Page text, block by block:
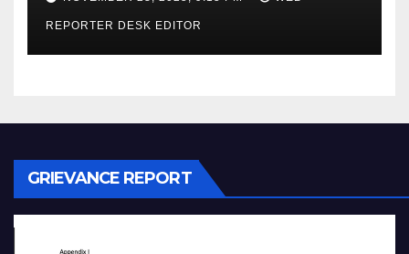
REPORTER DESK EDITOR
GRIEVANCE REPORT